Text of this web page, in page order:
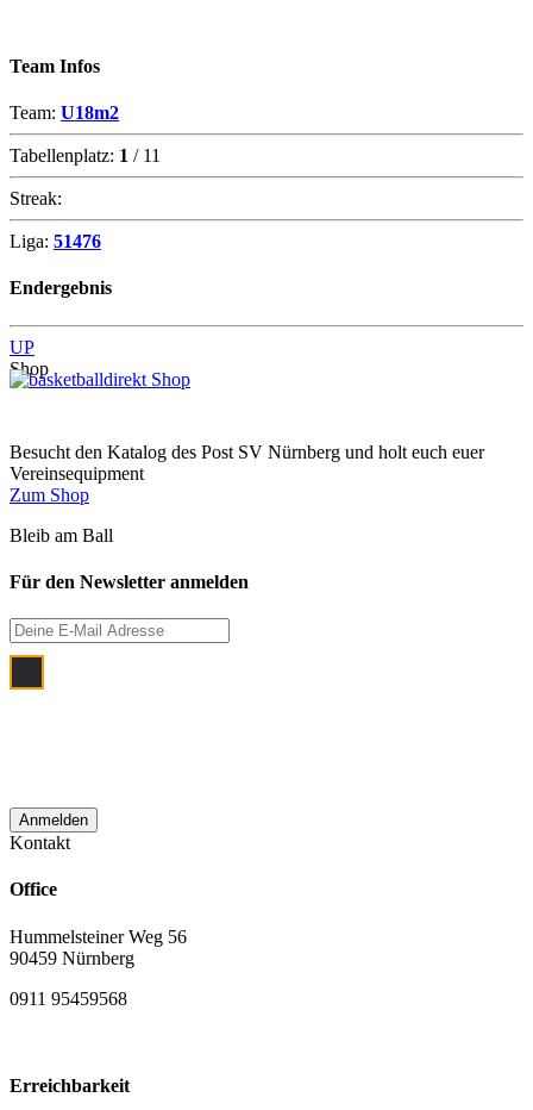
Team Infos
Team: U18m2
Tabellenplatz: 1 / 11
Streak:
Liga: 51476
Endergebnis
UP
Shop
Besucht den Katalog des Post SV Nürnberg und holt euch euer
Vereinsequipment
Zum Shop
Bleib am Ball
Für den Newsletter anmelden
Kontakt
Office
Hummelsteiner Weg 56
90459 Nürnberg
0911 95459568
Erreichbarkeit